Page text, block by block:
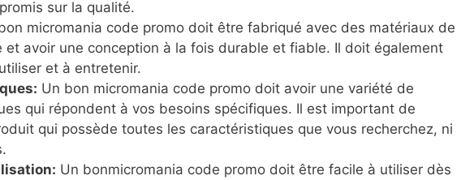
sur la qualité.
micromania code promo doit être fabriqué avec des matériaux de
et avoir une conception à la fois durable et fiable. Il doit également
et à entretenir.
Un bon micromania code promo doit avoir une variété de
qui répondent à vos besoins spécifiques. Il est important de
qui possède toutes les caractéristiques que vous recherchez, ni
Un bonmicromania code promo doit être facile à utiliser dès